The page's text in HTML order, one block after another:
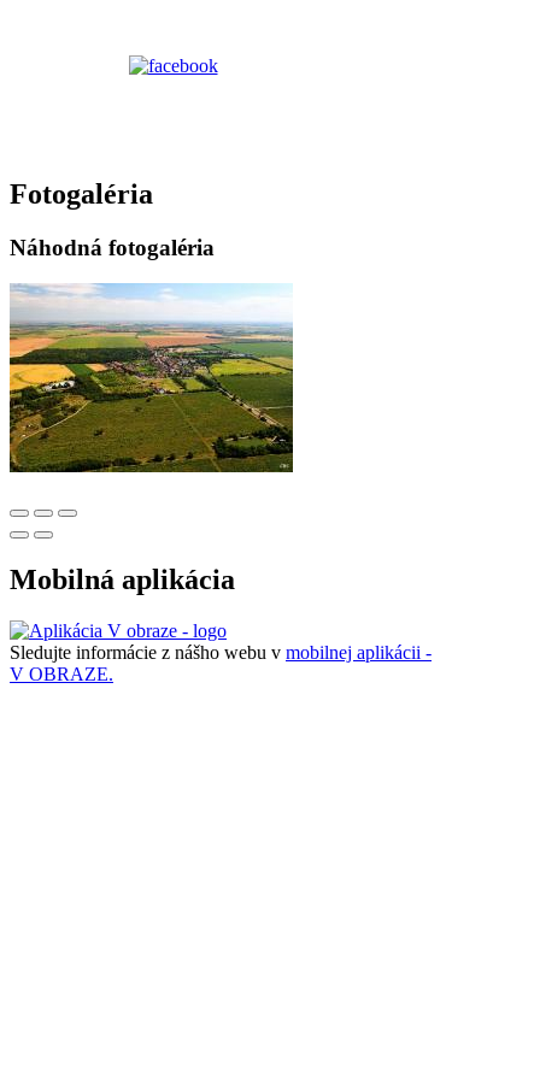
Fotogaléria
Náhodná fotogaléria
Mobilná aplikácia
Sledujte informácie z nášho webu v mobilnej aplikácii -
V OBRAZE.